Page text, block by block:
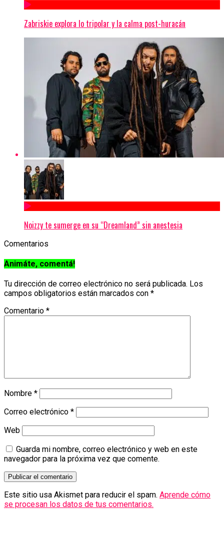
Zabriskie explora lo tripolar y la calma post-huracán
Noizzy te sumerge en su “Dreamland” sin anestesia
Comentarios
Animáte, comentá!
Tu dirección de correo electrónico no será publicada. Los
campos obligatorios están marcados con *
Comentario *
Nombre *
Correo electrónico *
Web
Guarda mi nombre, correo electrónico y web en este
navegador para la próxima vez que comente.
Este sitio usa Akismet para reducir el spam. Aprende cómo
se procesan los datos de tus comentarios.